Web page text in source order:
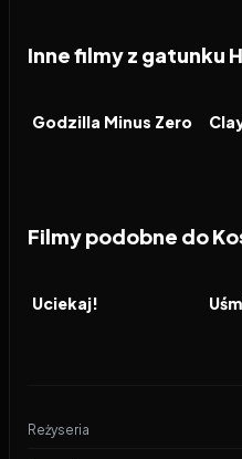
Inne filmy z gatunku
FILM
Godzilla Minus Zero
Filmy podobne do
FILM
Uciekaj!
Reżyseria